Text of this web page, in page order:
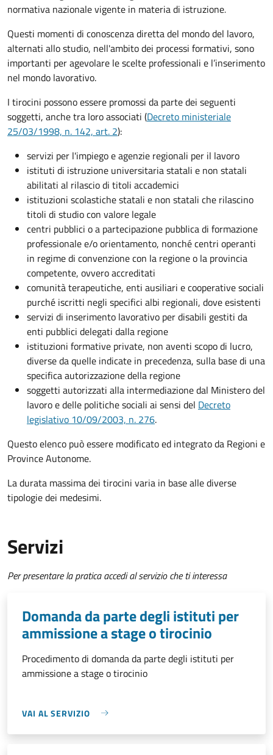
normativa nazionale vigente in materia di istruzione.
Questi momenti di conoscenza diretta del mondo del lavoro,
alternati allo studio, nell'ambito dei processi formativi, sono
importanti per agevolare le scelte professionali e l’inserimento
nel mondo lavorativo.
I tirocini possono essere promossi da parte dei seguenti
soggetti, anche tra loro associati (Decreto ministeriale
25/03/1998, n. 142, art. 2):
servizi per l'impiego e agenzie regionali per il lavoro
istituti di istruzione universitaria statali e non statali
abilitati al rilascio di titoli accademici
istituzioni scolastiche statali e non statali che rilascino
titoli di studio con valore legale
centri pubblici o a partecipazione pubblica di formazione
professionale e/o orientamento, nonché centri operanti
in regime di convenzione con la regione o la provincia
competente, ovvero accreditati
comunità terapeutiche, enti ausiliari e cooperative sociali
purché iscritti negli specifici albi regionali, dove esistenti
servizi di inserimento lavorativo per disabili gestiti da
enti pubblici delegati dalla regione
istituzioni formative private, non aventi scopo di lucro,
diverse da quelle indicate in precedenza, sulla base di una
specifica autorizzazione della regione
soggetti autorizzati alla intermediazione dal Ministero del
lavoro e delle politiche sociali ai sensi del Decreto
legislativo 10/09/2003, n. 276.
Questo elenco può essere modificato ed integrato da Regioni e
Province Autonome.
La durata massima dei tirocini varia in base alle diverse
tipologie dei medesimi.
Servizi
Per presentare la pratica accedi al servizio che ti interessa
Domanda da parte degli istituti per
ammissione a stage o tirocinio
Procedimento di domanda da parte degli istituti per
ammissione a stage o tirocinio
VAI AL SERVIZIO